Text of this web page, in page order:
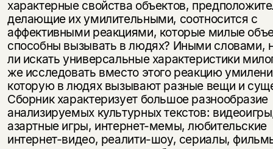
характерные свойства объектов,
делающие их умилительными, соотносится с
аффективными реакциями, которые милые
способны вызывать в людях? Иными словами,
ли искать универсальные характеристики
же исследовать вместо этого реакцию
которую в людях вызывают разные вещи и
Сборник характеризует большое разнообразие
анализируемых культурных текстов:
азартные игры, интернет-мемы, любительские
интернет-видео, реалити-шоу, сериалы,